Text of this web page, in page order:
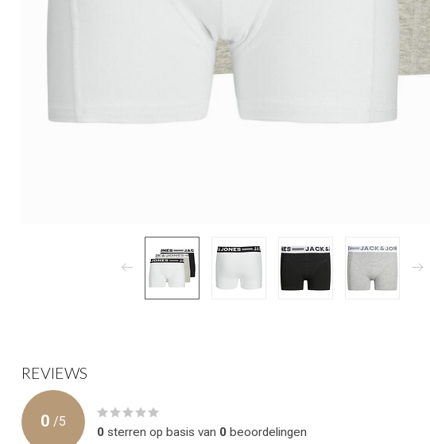
REVIEWS
0 /5
0 sterren op basis van 0 beoordelingen